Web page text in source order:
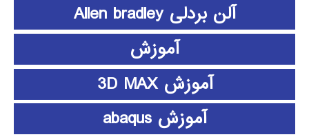
آلن بردلی Allen bradley
آموزش
آموزش 3D MAX
آموزش abaqus